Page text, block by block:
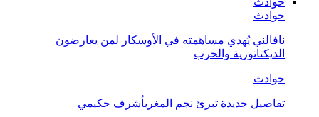
حوادث
نافالني يُهدي مساهمته في الأوسكار لمن يعارضون
الديكتاتورية والحرب
حوادث
تفاصيل جديدة تبرئ نجم المغربأشرف حكيمي